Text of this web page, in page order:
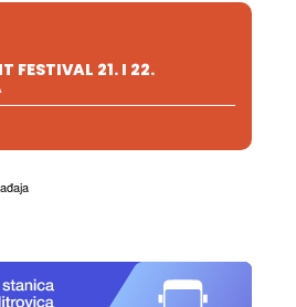
FESTIVAL 21. I 22.